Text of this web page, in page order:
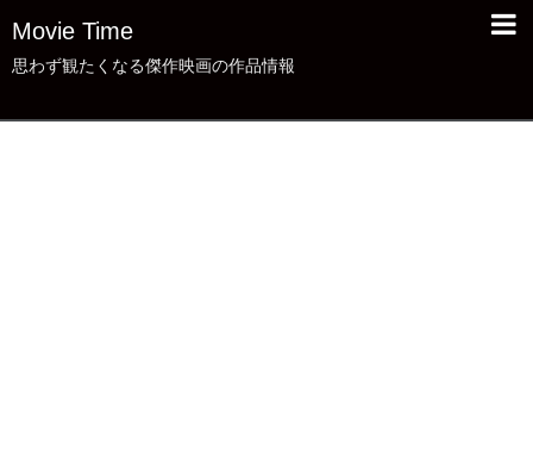
Movie Time
思わず観たくなる傑作映画の作品情報